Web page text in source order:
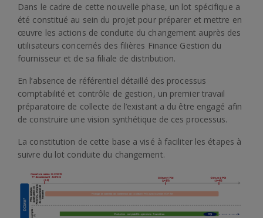
Dans le cadre de cette nouvelle phase, un lot spécifique a
été constitué au sein du projet pour préparer et mettre en
œuvre les actions de conduite du changement auprès des
utilisateurs concernés des filières Finance Gestion du
fournisseur et de sa filiale de distribution.
En l’absence de référentiel détaillé des processus
comptabilité et contrôle de gestion, un premier travail
préparatoire de collecte de l’existant a du être engagé afin
de construire une vision synthétique de ces processus.
La constitution de cette base a visé à faciliter les étapes à
suivre du lot conduite du changement.